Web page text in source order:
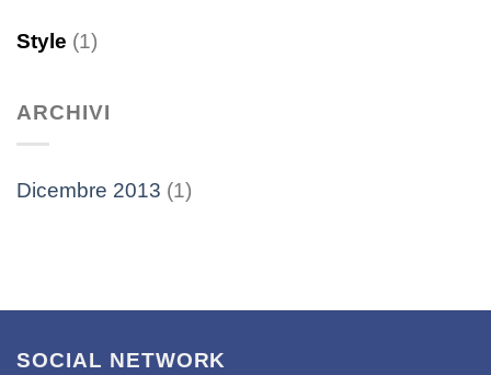
Style (1)
ARCHIVI
Dicembre 2013 (1)
SOCIAL NETWORK